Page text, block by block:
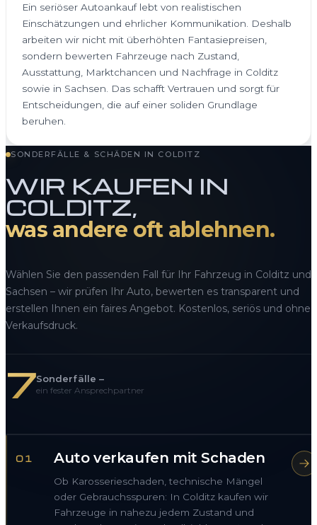
Ein seriöser Autoankauf lebt von realistischen
Einschätzungen und ehrlicher Kommunikation. Deshalb
arbeiten wir nicht mit überhöhten Fantasiepreisen,
sondern bewerten Fahrzeuge nach Zustand,
Ausstattung, Marktchancen und Nachfrage in Colditz
sowie in Sachsen. Das schafft Vertrauen und sorgt für
Entscheidungen, die auf einer soliden Grundlage
beruhen.
SONDERFÄLLE & SCHÄDEN IN COLDITZ
WIR KAUFEN IN
COLDITZ,
was andere oft ablehnen.
Wählen Sie den passenden Fall für Ihr Fahrzeug in Colditz und
Sachsen – wir prüfen Ihr Auto, bewerten es transparent und
erstellen Ihnen ein faires Angebot. Kostenlos, seriös und ohne
Verkaufsdruck.
7Sonderfälle –
ein fester Ansprechpartner
01 Auto verkaufen mit Schaden
Ob Karosserieschaden, technische Mängel
oder Gebrauchsspuren: In Colditz kaufen wir
Fahrzeuge in nahezu jedem Zustand und